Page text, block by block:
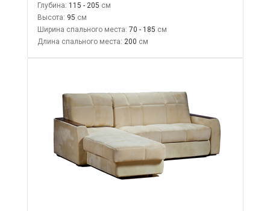
Глубина: 115 - 205
Высота: 95
Ширина спального места: 70 - 185
Длина спального места: 200